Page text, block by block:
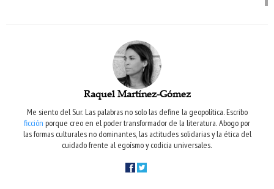
Raquel Martínez-Gómez
Me siento del Sur. Las palabras no solo las define la geopolítica. Escribo
ficción porque creo en el poder transformador de la literatura. Abogo por
las formas culturales no dominantes, las actitudes solidarias y la ética del
cuidado frente al egoísmo y codicia universales.